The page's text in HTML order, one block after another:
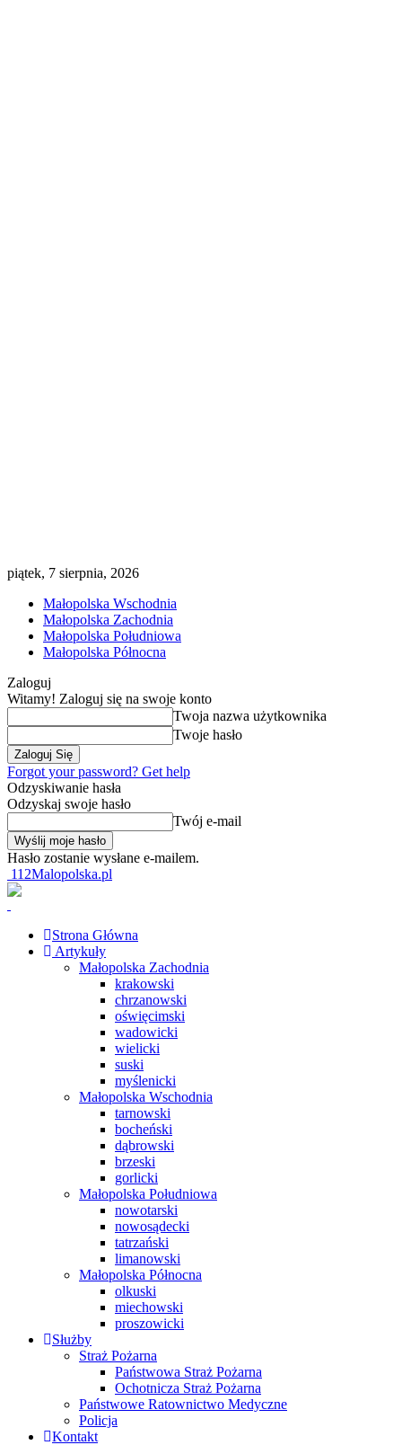
piątek, 7 sierpnia, 2026
Małopolska Wschodnia
Małopolska Zachodnia
Małopolska Południowa
Małopolska Północna
Zaloguj
Witamy! Zaloguj się na swoje konto
Twoja nazwa użytkownika
Twoje hasło
Forgot your password? Get help
Odzyskiwanie hasła
Odzyskaj swoje hasło
Twój e-mail
Hasło zostanie wysłane e-mailem.
112Malopolska.pl
Strona Główna
Artykuły
Małopolska Zachodnia
krakowski
chrzanowski
oświęcimski
wadowicki
wielicki
suski
myślenicki
Małopolska Wschodnia
tarnowski
bocheński
dąbrowski
brzeski
gorlicki
Małopolska Południowa
nowotarski
nowosądecki
tatrzański
limanowski
Małopolska Północna
olkuski
miechowski
proszowicki
Służby
Straż Pożarna
Państwowa Straż Pożarna
Ochotnicza Straż Pożarna
Państwowe Ratownictwo Medyczne
Policja
Kontakt